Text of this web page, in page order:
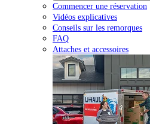
Commencer une réservation
Vidéos explicatives
Conseils sur les remorques
FAQ
Attaches et accessoires